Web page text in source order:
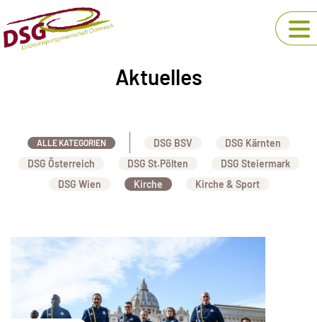
Aktuelles
ALLE KATEGORIEN DSG BSV
DSG Kärnten
DSG Österreich
DSG St.Pölten
DSG Steiermark
DSG Wien
Kirche Kirche & Sport